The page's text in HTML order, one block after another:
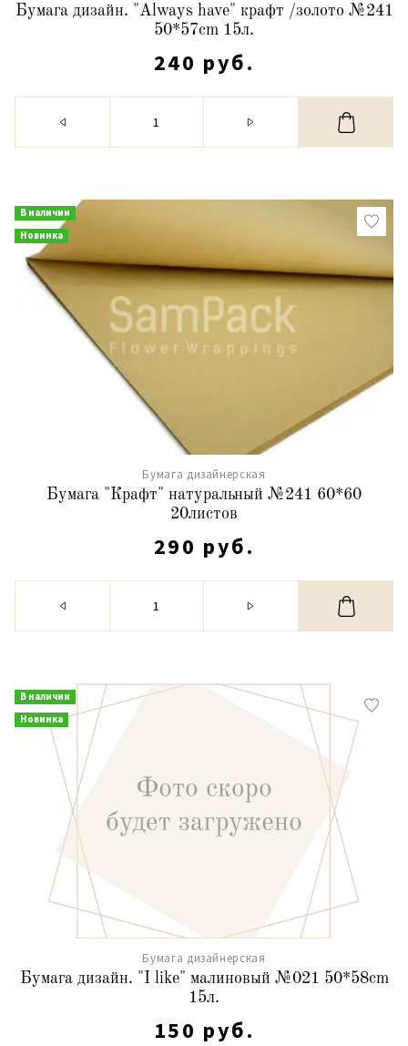
Бумага дизайн. "Always have" крафт /золото №241
50*57cm 15л.
240 руб.
В наличии
Новинка
Бумага дизайнерская
Бумага "Крафт" натуральный №241 60*60
20листов
290 руб.
В наличии
Новинка
Бумага дизайнерская
Бумага дизайн. "I like" малиновый №021 50*58cm
15л.
150 руб.